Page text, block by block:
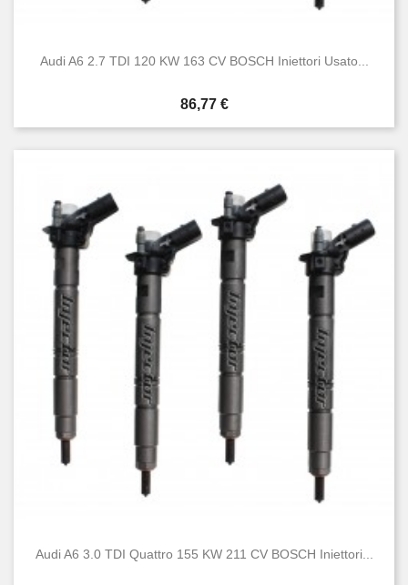
Audi A6 2.7 TDI 120 KW 163 CV BOSCH Iniettori Usato...
Prezzo
86,77 €
Audi A6 3.0 TDI Quattro 155 KW 211 CV BOSCH Iniettori...